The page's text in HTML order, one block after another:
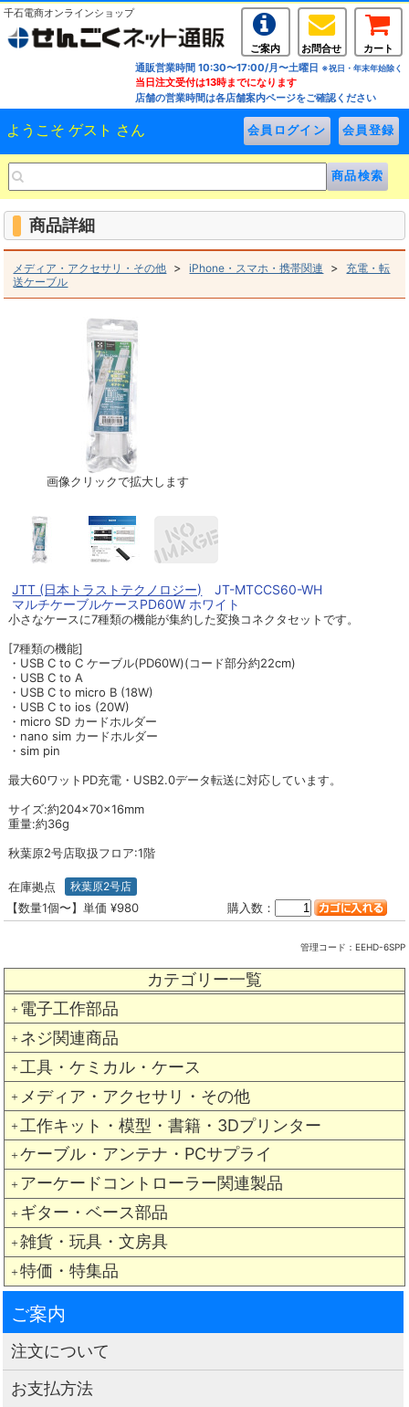
千石電商オンラインショップ
ご案内 お問合せ
カート
通販営業時間 10:30〜17:00/月〜土曜日 ※祝日・年末年始除く
当日注文受付は13時までになります
店舗の営業時間は各店舗案内ページをご確認ください
ようこそ ゲスト さん
カテゴリー一覧
＋ 電子工作部品
＋ ネジ関連商品
＋ 工具・ケミカル・ケース
＋ メディア・アクセサリ・その他
＋ 工作キット・模型・書籍・3Dプリンター
＋ ケーブル・アンテナ・PCサプライ
＋ アーケードコントローラー関連製品
＋ ギター・ベース部品
＋ 雑貨・玩具・文房具
＋ 特価・特集品
商品詳細
メディア・アクセサリ・その他 >iPhone・スマホ・携帯関連 > 充電・転
送ケーブル
画像クリックで拡大します
JTT (日本トラストテクノロジー) JT-MTCCS60-WH
マルチケーブルケースPD60W ホワイト
小さなケースに7種類の機能が集約した変換コネクタセットです。
[7種類の機能]
・USB C to C ケーブル(PD60W)(コード部分約22cm)
・USB C to A
・USB C to micro B (18W)
・USB C to ios (20W)
・micro SD カードホルダー
・nano sim カードホルダー
・sim pin
最大60ワットPD充電・USB2.0データ転送に対応しています。
サイズ:約204×70×16mm
重量:約36g
秋葉原2号店取扱フロア:1階
在庫拠点 秋葉原2号店
【数量1個〜】単価 ¥980 購入数：
管理コード： EEHD-6SPP
ご案内
注文について
お支払方法